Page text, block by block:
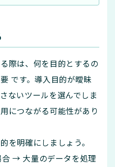
際は、何を目的とするの
です。導入目的が曖昧
ないツールを選んでしま
につながる可能性があり
を明確にしましょう。
→ 大量のデータを処理